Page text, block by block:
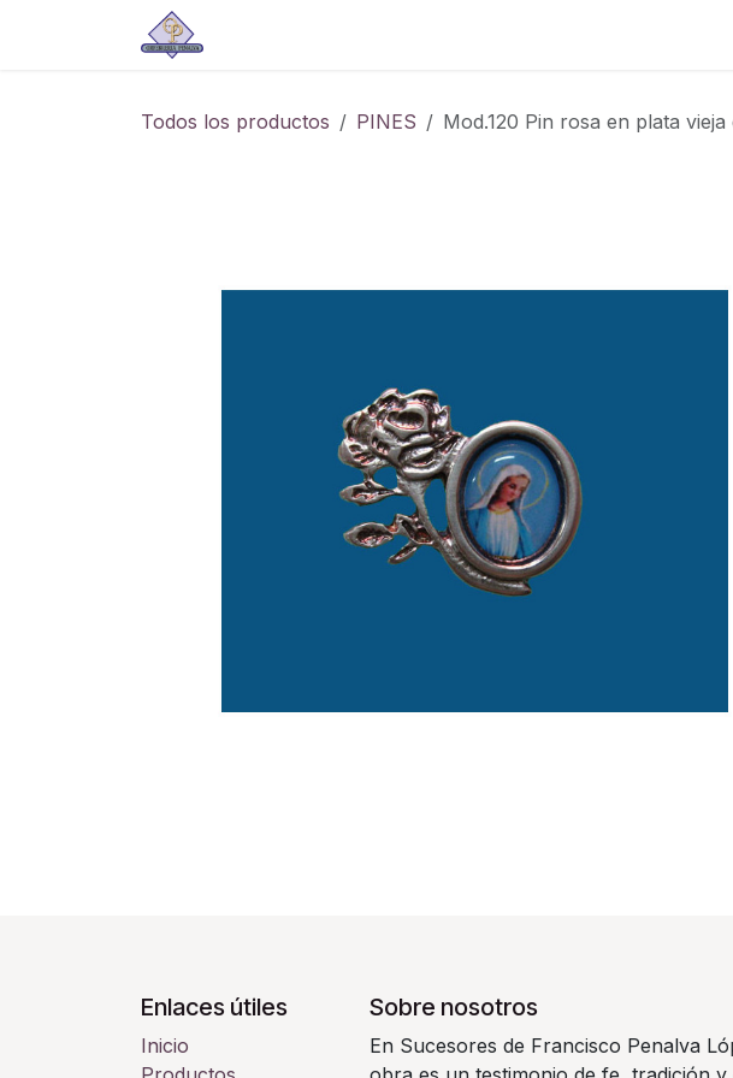
Todos los productos PINES Mod.120 Pin rosa en plata
Enlaces útiles
Inicio
Sobre nosotros
En Sucesores de Francisco Penalva